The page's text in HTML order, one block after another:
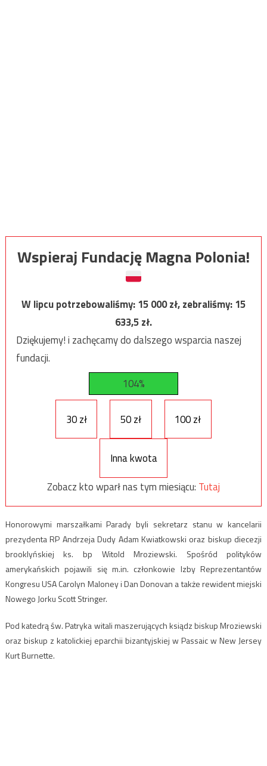
Wspieraj Fundację Magna Polonia!
W lipcu potrzebowaliśmy:15 000zł, zebraliśmy:15
633,5zł.
Dziękujemy! i zachęcamy do dalszego wsparcia naszej
fundacji.
104%
30 zł 50 zł 100 zł
Inna kwota
Zobacz kto wparł nas tym miesiącu: Tutaj
Honorowymi marszałkami Parady byli sekretarz stanu w kancelarii
prezydenta RP Andrzeja Dudy Adam Kwiatkowski oraz biskup diecezji
brooklyńskiej ks. bp Witold Mroziewski. Spośród polityków
amerykańskich pojawili się m.in. członkowie Izby Reprezentantów
Kongresu USA Carolyn Maloney i Dan Donovan a także rewident miejski
Nowego Jorku Scott Stringer.
Pod katedrą św. Patryka witali maszerujących ksiądz biskup Mroziewski
oraz biskup z katolickiej eparchii bizantyjskiej w Passaic w New Jersey
Kurt Burnette.